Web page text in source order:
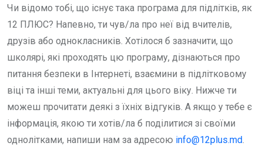
Чи відомо тобі, що існує така програма для підлітків, як
12 ПЛЮС? Напевно, ти чув/ла про неї від вчителів,
друзів або однокласників. Хотілося б зазначити, що
школярі, які проходять цю програму, дізнаються про
питання безпеки в Інтернеті, взаємини в підлітковому
віці та інші теми, актуальні для цього віку. Нижче ти
можеш прочитати деякі з їхніх відгуків. А якщо у тебе є
інформація, якою ти хотів/ла б поділитися зі своїми
однолітками, напиши нам за адресою info@12plus.md.